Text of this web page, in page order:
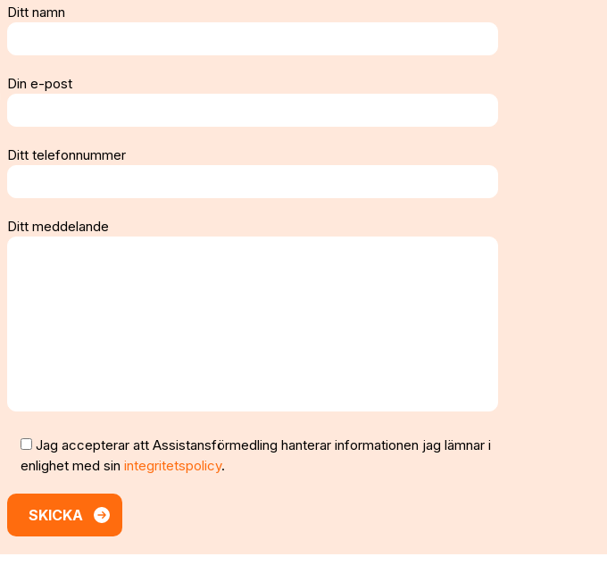
Ditt namn
Din e-post
Ditt telefonnummer
Ditt meddelande
Jag accepterar att Assistansförmedling hanterar informationen jag lämnar i
enlighet med sin integritetspolicy.